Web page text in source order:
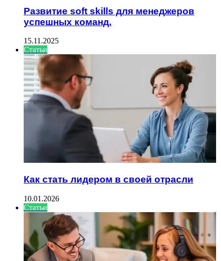
Развитие soft skills для менеджеров
успешных команд.
15.11.2025
Статьи
Как стать лидером в своей отрасли
10.01.2026
Статьи